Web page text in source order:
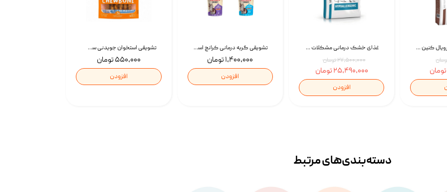
تشویقی استخوان جویدنی سگ اسنکی کرانچی با طعم مرغ Snacky Crunchy Munchy وزن 100 گرم
۵۵۰,۰۰۰ تومان
افزودن
تشویقی گربه درمانی کرانچ اسنکی با طعم میکس Snacky Crunch Cat Treats وزن 60 گرم بسته 4 عددی
۱,۴۰۰,۰۰۰ تومان
افزودن
غذای خشک درمانی مشکلات گوارشی سگ رویال کنین Royal Canin Hypoallergenic وزن 7 کیلوگرم | پت استوک
۲۷,۵۰۰,۰۰۰ تومان
۲۵,۴۹۰,۰۰۰ تومان
افزودن
غذای خشک گربه رویال کنین Gastrointestinal Fibre Response وزن 2 کیلوگرم | پت استوک
دسته‌بندی‌‌های مرتبط